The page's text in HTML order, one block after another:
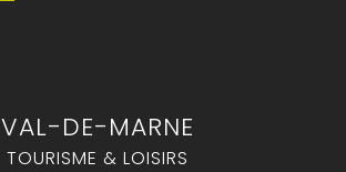
VAL-DE-MARNE
TOURISME & LOISIRS